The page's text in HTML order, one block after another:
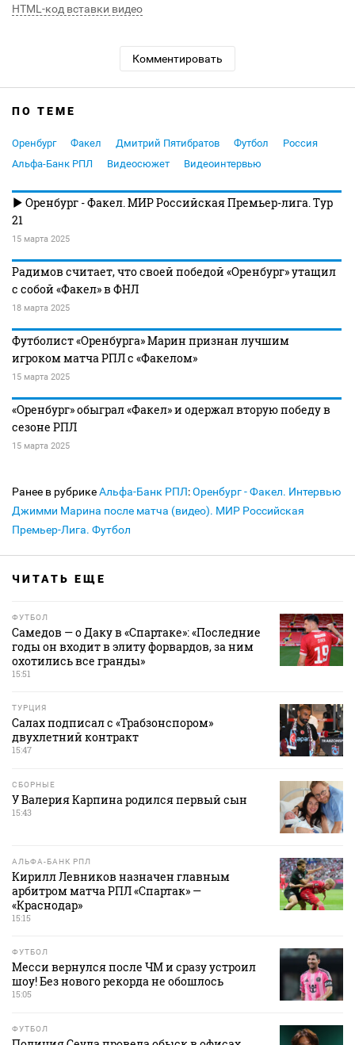
HTML-код вставки видео
Комментировать
ПО ТЕМЕ
Оренбург Факел Дмитрий Пятибратов Футбол
Россия
Альфа-Банк РПЛ
Видеосюжет Видеоинтервью
Оренбург - Факел. МИР Российская Премьер-лига. Тур
21
15 марта 2025
Радимов считает, что своей победой «Оренбург» утащил
с собой «Факел» в ФНЛ
18 марта 2025
Футболист «Оренбурга» Марин признан лучшим
игроком матча РПЛ с «Факелом»
15 марта 2025
«Оренбург» обыграл «Факел» и одержал вторую победу в
сезоне РПЛ
15 марта 2025
Ранее в рубрикеАльфа-Банк РПЛ:Оренбург - Факел. Интервью
Джимми Марина после матча (видео). МИР Российская
Премьер-Лига. Футбол
ЧИТАТЬ ЕЩЕ
ФУТБОЛ
Самедов — о Даку в «Спартаке»: «Последние
годы он входит в элиту форвардов, за ним
охотились все гранды»
15:51
ТУРЦИЯ
Салах подписал с «Трабзонспором»
двухлетний контракт
15:47
СБОРНЫЕ
У Валерия Карпина родился первый сын
15:43
АЛЬФА-БАНК РПЛ
Кирилл Левников назначен главным
арбитром матча РПЛ «Спартак» —
«Краснодар»
15:15
ФУТБОЛ
Месси вернулся после ЧМ и сразу устроил
шоу! Без нового рекорда не обошлось
15:05
ФУТБОЛ